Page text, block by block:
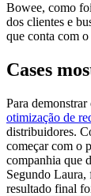
Bowee, como
dos clientes e
que conta com
Cases
Para
otimização de
distribuidores.
começar com o
companhia que
Segundo Laura,
resultado final